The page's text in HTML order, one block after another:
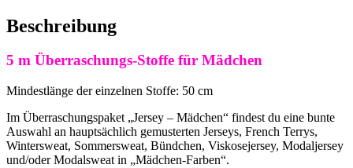
Beschreibung
5 m Überraschungs-Stoffe für Mädchen
Mindestlänge der einzelnen Stoffe: 50 cm
Im Überraschungspaket „Jersey – Mädchen“ findest du eine bunte
Auswahl an hauptsächlich gemusterten Jerseys, French Terrys,
Wintersweat, Sommersweat, Bündchen, Viskosejersey, Modaljersey
und/oder Modalsweat in „Mädchen-Farben“.